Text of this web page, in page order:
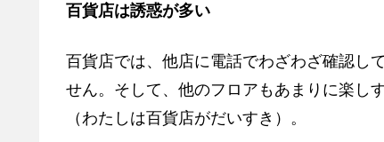
百貨店は誘惑が多い
百貨店では、他店に電話でわざわざ確認し
せん。そして、他のフロアもあまりに楽し
（わたしは百貨店がだいすき）。